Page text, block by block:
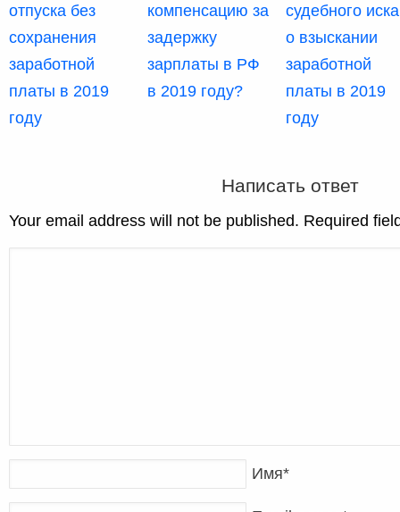
отпуска без
сохранения
заработной
платы в 2019
году
компенсацию за
задержку
зарплаты в РФ
в 2019 году?
судебного иска
о взыскании
заработной
платы в 2019
году
Написать ответ
Your email address will not be published. Required
Имя*